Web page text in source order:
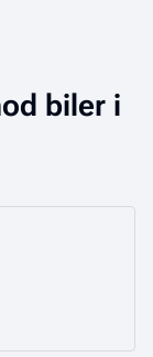
biler i